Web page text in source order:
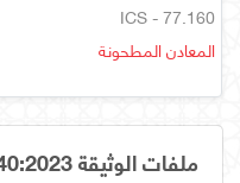
ICS - 77.160
المعادن المطحونة
ملفات الوثيقة ISO 2740:2023